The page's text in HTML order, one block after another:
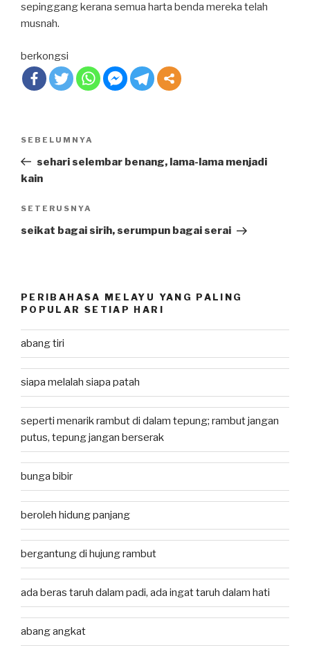
sepinggang kerana semua harta benda mereka telah
musnah.
berkongsi
Previous
Post
SEBELUMNYA
sehari selembar benang, lama-lama menjadi
kain
Next
Post
SETERUSNYA
seikat bagai sirih, serumpun bagai serai
PERIBAHASA MELAYU YANG PALING
POPULAR SETIAP HARI
abang tiri
siapa melalah siapa patah
seperti menarik rambut di dalam tepung; rambut jangan
putus, tepung jangan berserak
bunga bibir
beroleh hidung panjang
bergantung di hujung rambut
ada beras taruh dalam padi, ada ingat taruh dalam hati
abang angkat